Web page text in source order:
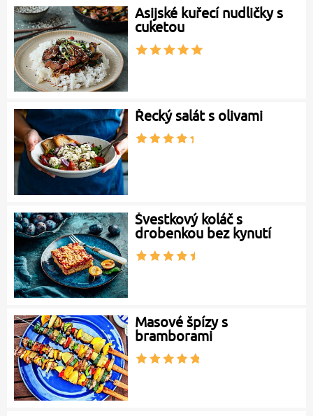
Asijské kuřecí nudličky s
cuketou
Řecký salát s olivami
Švestkový koláč s
drobenkou bez kynutí
Masové špízy s
bramborami